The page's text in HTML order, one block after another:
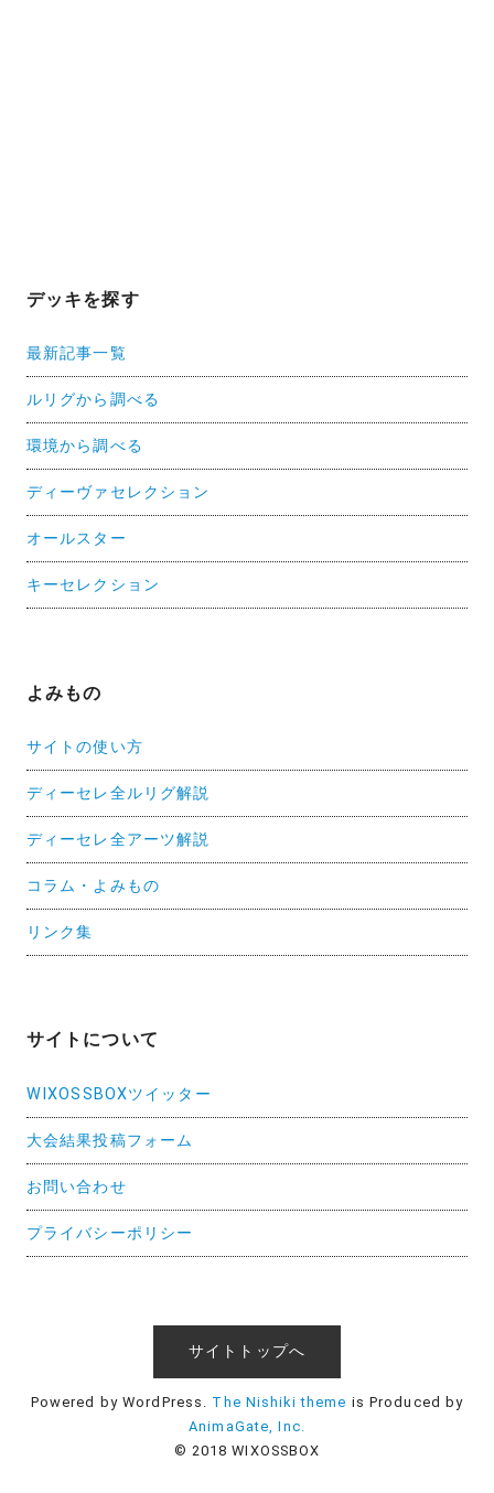
デッキを探す
最新記事一覧
ルリグから調べる
環境から調べる
ディーヴァセレクション
オールスター
キーセレクション
よみもの
サイトの使い方
ディーセレ全ルリグ解説
ディーセレ全アーツ解説
コラム・よみもの
リンク集
サイトについて
WIXOSSBOXツイッター
大会結果投稿フォーム
お問い合わせ
プライバシーポリシー
サイトトップへ
Powered by WordPress. The Nishiki theme is Produced by
AnimaGate, Inc.
© 2018 WIXOSSBOX